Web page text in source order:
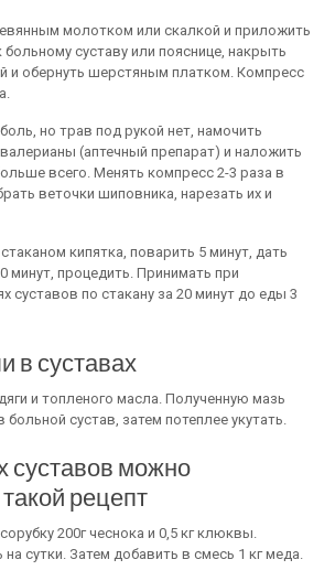
молотком или скалкой и приложить
суставу или пояснице, накрыть
и обернуть шерстяным платком. Компресс
но трав под рукой нет, намочить
(аптечный препарат) и наложить
всего. Менять компресс 2-3 раза в
веточки шиповника, нарезать их и
кипятка, поварить 5 минут, дать
минут, процедить. Принимать при
суставов по стакану за 20 минут до еды 3
в суставах
и топленого масла. Полученную мазь
сустав, затем потеплее укутать.
суставов можно
рецепт
200г чеснока и 0,5 кг клюквы.
сутки. Затем добавить в смесь 1 кг меда.